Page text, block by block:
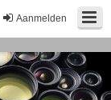
Aanmelden